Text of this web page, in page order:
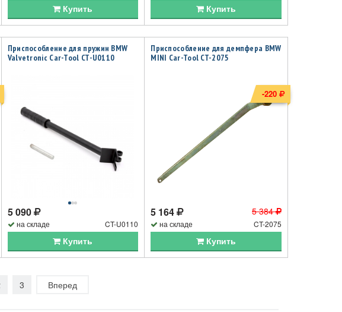
Купить Купить
Приспособление для пружин BMW
Valvetronic Car-Tool CT-U0110
5 090
на складе CT-U0110
Купить
Приспособление для демпфера BMW
MINI Car-Tool CT-2075
5 384
5 164
на складе CT-2075
Купить
-220
3 Вперед